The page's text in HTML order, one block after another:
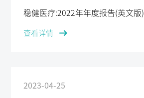
稳健医疗:2022年年度报告(英文版)
查看详情
2023-04-25